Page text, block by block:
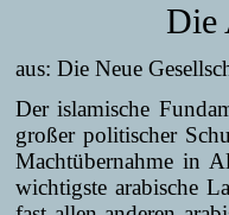
Die
aus: Die Neue
Der islamische
großer politischer
Machtübernahme in
wichtigste arabische